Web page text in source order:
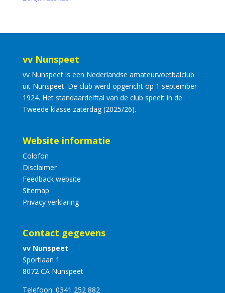
vv Nunspeet
vv Nunspeet is een Nederlandse amateurvoetbalclub
uit Nunspeet. De club werd opgericht op 1 september
1924. Het standaardelftal van de club speelt in de
Tweede klasse zaterdag (2025/26).
Website informatie
Colofon
Disclaimer
Feedback website
Sitemap
Privacy verklaring
Contact gegevens
vv Nunspeet
Sportlaan 1
8072 CA Nunspeet
Telefoon: 0341 252 882